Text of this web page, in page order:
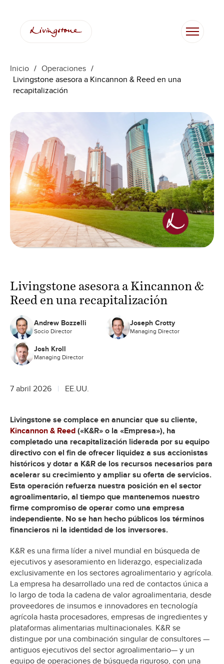
Inicio / Operaciones /
Livingstone asesora a Kincannon & Reed en una
recapitalización
Livingstone asesora a Kincannon &
Reed en una recapitalización
Andrew Bozzelli
Socio Director
Joseph Crotty
Managing Director
Josh Kroll
Managing Director
7 abril 2026 EE.UU.
Livingstone se complace en anunciar que su cliente,
Kincannon & Reed («K&R» o la «Empresa»), ha
completado una recapitalización liderada por su equipo
directivo con el fin de ofrecer liquidez a sus accionistas
históricos y dotar a K&R de los recursos necesarios para
acelerar su crecimiento y ampliar su oferta de servicios.
Esta operación refuerza nuestra posición en el sector
agroalimentario, al tiempo que mantenemos nuestro
firme compromiso de operar como una empresa
independiente. No se han hecho públicos los términos
financieros ni la identidad de los inversores.
K&R es una firma líder a nivel mundial en búsqueda de
ejecutivos y asesoramiento en liderazgo, especializada
exclusivamente en los sectores agroalimentario y agrícola.
La empresa ha desarrollado una red de contactos única a
lo largo de toda la cadena de valor agroalimentaria, desde
proveedores de insumos e innovadores en tecnología
agrícola hasta procesadores, empresas de ingredientes y
plataformas alimentarias multinacionales. K&R se
distingue por una combinación singular de consultores —
antiguos ejecutivos del sector agroalimentario— y un
equipo de operaciones de búsqueda riguroso, con una